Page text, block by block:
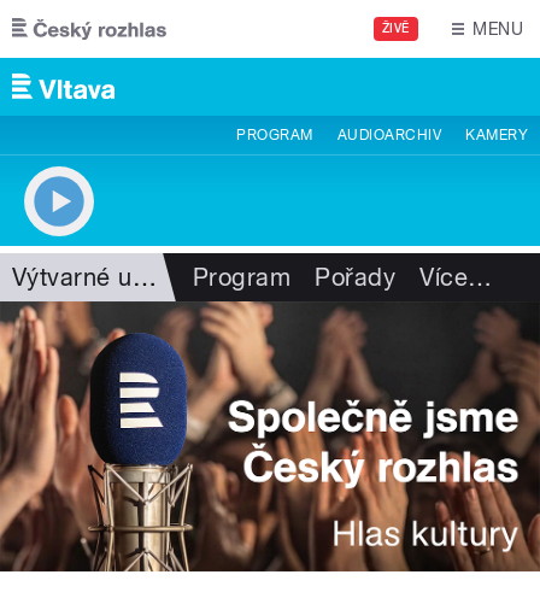
Přejít k hlavnímu obsahu
ŽIVĚ MENU
PROGRAM AUDIOARCHIV KAMERY
Výtvarné umění Program Pořady Více…